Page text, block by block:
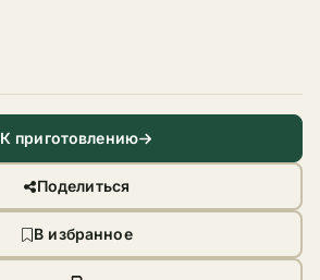
К приготовлению
Поделиться
В избранное